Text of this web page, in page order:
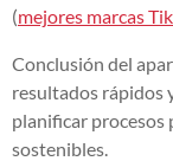
(mejores marcas
Conclusión del
resultados rápidos
planificar procesos
sostenibles.